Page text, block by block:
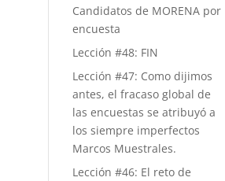
Candidatos de MORENA por
encuesta
Lección #48: FIN
Lección #47: Como dijimos
antes, el fracaso global de
las encuestas se atribuyó a
los siempre imperfectos
Marcos Muestrales.
Lección #46: El reto de